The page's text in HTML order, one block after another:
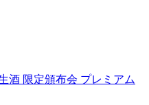
酒 限定頒布会 プレミアム